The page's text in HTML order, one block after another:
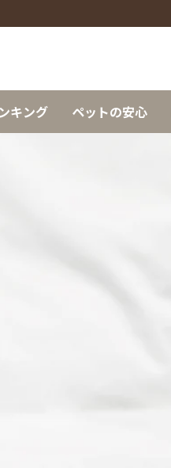
キング ペットの安心